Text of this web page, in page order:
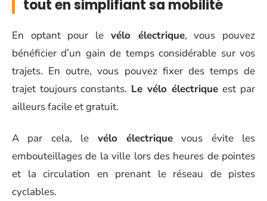
tout en simplifiant sa mobilité
En optant pour le vélo électrique, vous pouvez
bénéficier d’un gain de temps considérable sur vos
trajets. En outre, vous pouvez fixer des temps de
trajet toujours constants. Le vélo électriqueest par
ailleurs facile et gratuit.
A par cela, le vélo électriquevous évite les
embouteillages de la ville lors des heures de pointes
et la circulation en prenant le réseau de pistes
cyclables.